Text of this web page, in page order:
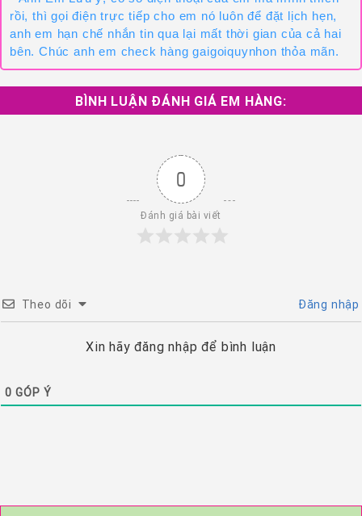
rồi, thì gọi điện trực tiếp cho em nó luôn để đặt lịch hẹn,
anh em hạn chế nhắn tin qua lại mất thời gian của cả hai
bên. Chúc anh em check hàng gaigoiquynhon thỏa mãn.
BÌNH LUẬN ĐÁNH GIÁ EM HÀNG:
0
Đánh giá bài viết
Theo dõi Đăng nhập
Xin hãy đăng nhập để bình luận
0 GÓP Ý